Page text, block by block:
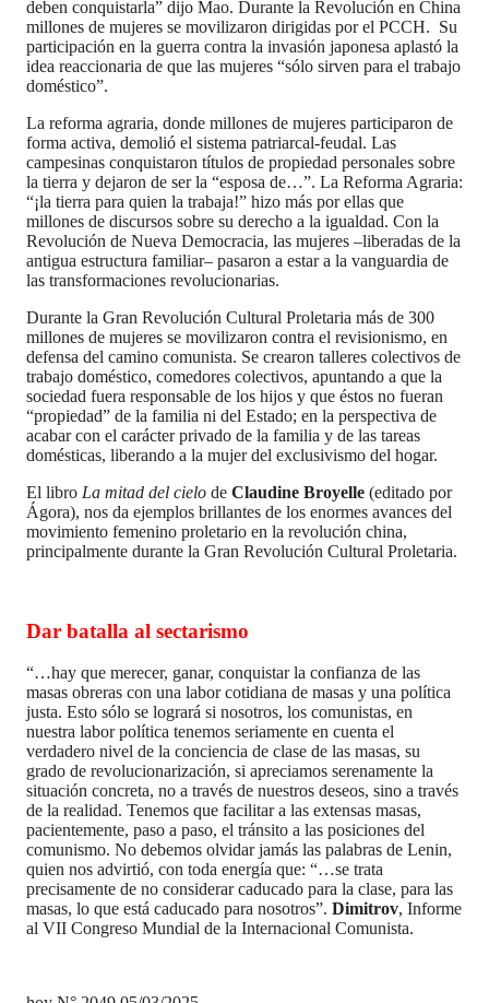
deben conquistarla” dijo Mao. Durante la Revolución en China
millones de mujeres se movilizaron dirigidas por el PCCH. Su
participación en la guerra contra la invasión japonesa aplastó la
idea reaccionaria de que las mujeres “sólo sirven para el trabajo
doméstico”.
La reforma agraria, donde millones de mujeres participaron de
forma activa, demolió el sistema patriarcal-feudal. Las
campesinas conquistaron títulos de propiedad personales sobre
la tierra y dejaron de ser la “esposa de…”. La Reforma Agraria:
“¡la tierra para quien la trabaja!” hizo más por ellas que
millones de discursos sobre su derecho a la igualdad. Con la
Revolución de Nueva Democracia, las mujeres –liberadas de la
antigua estructura familiar– pasaron a estar a la vanguardia de
las transformaciones revolucionarias.
Durante la Gran Revolución Cultural Proletaria más de 300
millones de mujeres se movilizaron contra el revisionismo, en
defensa del camino comunista. Se crearon talleres colectivos de
trabajo doméstico, comedores colectivos, apuntando a que la
sociedad fuera responsable de los hijos y que éstos no fueran
“propiedad” de la familia ni del Estado; en la perspectiva de
acabar con el carácter privado de la familia y de las tareas
domésticas, liberando a la mujer del exclusivismo del hogar.
El libro La mitad del cielo de Claudine Broyelle (editado por
Ágora), nos da ejemplos brillantes de los enormes avances del
movimiento femenino proletario en la revolución china,
principalmente durante la Gran Revolución Cultural Proletaria.
Dar batalla al sectarismo
“…hay que merecer, ganar, conquistar la confianza de las
masas obreras con una labor cotidiana de masas y una política
justa. Esto sólo se logrará si nosotros, los comunistas, en
nuestra labor política tenemos seriamente en cuenta el
verdadero nivel de la conciencia de clase de las masas, su
grado de revolucionarización, si apreciamos serenamente la
situación concreta, no a través de nuestros deseos, sino a través
de la realidad. Tenemos que facilitar a las extensas masas,
pacientemente, paso a paso, el tránsito a las posiciones del
comunismo. No debemos olvidar jamás las palabras de Lenin,
quien nos advirtió, con toda energía que: “…se trata
precisamente de no considerar caducado para la clase, para las
masas, lo que está caducado para nosotros”. Dimitrov, Informe
al VII Congreso Mundial de la Internacional Comunista.